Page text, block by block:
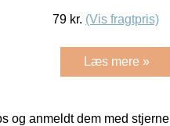
79 kr. (Vis fragtpris)
Læs mere »
anmeldt dem med